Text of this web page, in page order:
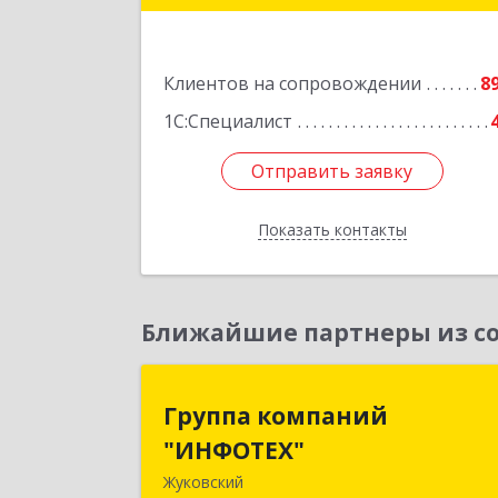
Клиентов на сопровождении
1С:Специалист
Отправить заявку
Показать контакты
Отправить заявку
Назад
Ближайшие партнеры из
Группа компаний
"ИНФОТЕХ"
Жуковский
Группа компаний
"ИНФОТЕХ"
140180, Московская обл, Жуковский г,